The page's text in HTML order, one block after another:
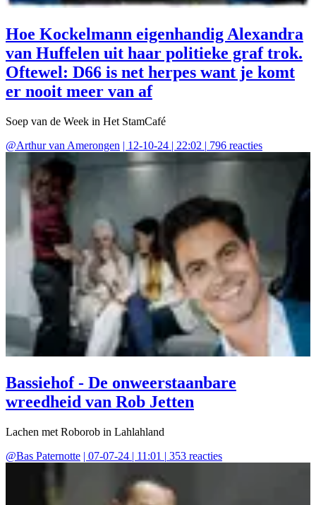
Hoe Kockelmann eigenhandig Alexandra
van Huffelen uit haar politieke graf trok.
Oftewel: D66 is net herpes want je komt
er nooit meer van af
Soep van de Week in Het StamCafé
@Arthur van Amerongen | 12-10-24 | 22:02 | 796 reacties
Bassiehof - De onweerstaanbare
wreedheid van Rob Jetten
Lachen met Roborob in Lahlahland
@Bas Paternotte | 07-07-24 | 11:01 | 353 reacties